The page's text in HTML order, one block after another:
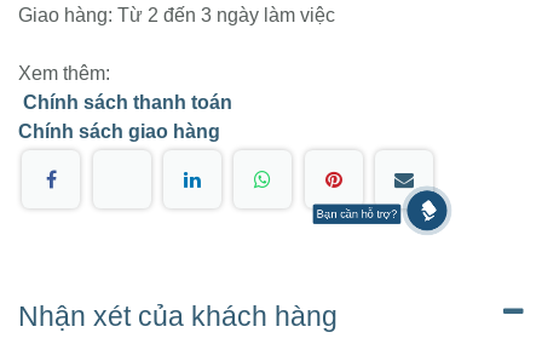
Giao hàng: Từ 2 đến 3 ngày làm việc
Xem thêm:
Chính sách thanh toán
Chính sách giao hàng
Nhận xét của khách hàng
Bạn cần hỗ trợ?